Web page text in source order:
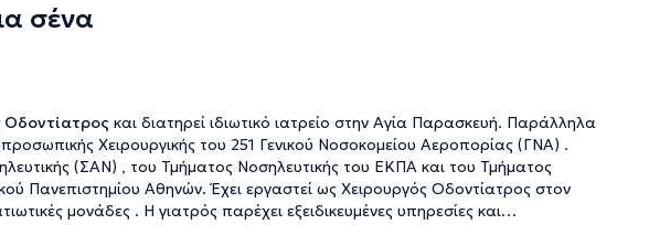
σένα
Οδοντίατρος και διατηρεί ιδιωτικό ιατρείο στην Αγία Παρασκευή. Παράλληλα
Χειρουργικής του 251 Γενικού Νοσοκομείου Αεροπορίας (ΓΝΑ) .
(ΣΑΝ) , του Τμήματος Νοσηλευτικής του ΕΚΠΑ και του Τμήματος
Πανεπιστημίου Αθηνών. Έχει εργαστεί ως Χειρουργός Οδοντίατρος στον